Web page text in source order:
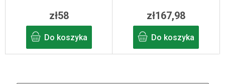
zł58
Do koszyka
zł167,98
Do koszyka